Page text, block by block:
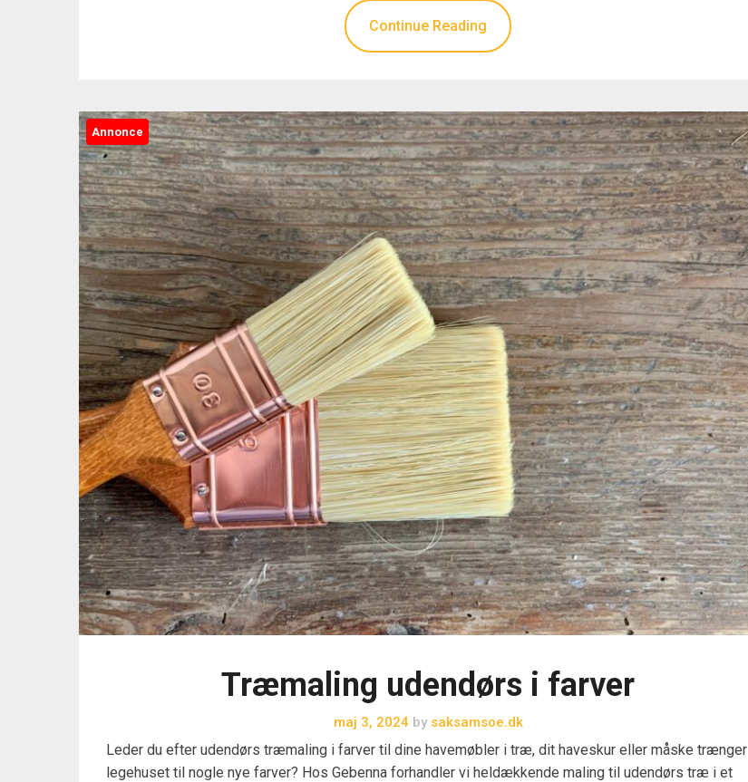
Continue Reading
Annonce
Træmaling udendørs i farver
maj 3, 2024 bysaksamsoe.dk
Leder du efter udendørs træmaling i farver til dine havemøbler i træ, dit haveskur eller måske trænger
legehuset til nogle nye farver? Hos Gebenna forhandler vi heldækkende maling til udendørs træ i et